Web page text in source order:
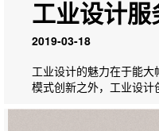
工业设计服
2019-03-18
工业设计的魅力在于能
模式创新之外，工业设计